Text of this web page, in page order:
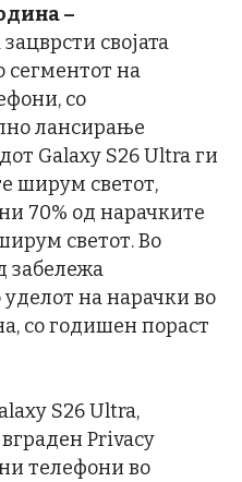
–
својата
сегментот на
со
лансирање
Galaxy S26 Ultra ги
ширум светот,
70% од нарачките
светот. Во
забележа
на нарачки во
со годишен пораст
S26 Ultra,
Privacy
телефони во